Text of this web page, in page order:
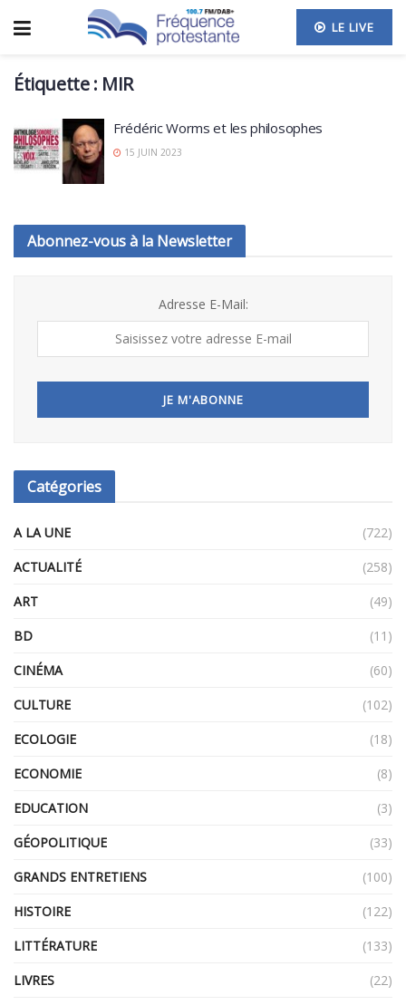
LE LIVE
Étiquette : MIR
Frédéric Worms et les philosophes
15 JUIN 2023
Abonnez-vous à la Newsletter
Adresse E-Mail:
Catégories
A LA UNE
(722)
ACTUALITÉ
(258)
ART
(49)
BD
(11)
CINÉMA
(60)
CULTURE
(102)
ECOLOGIE
(18)
ECONOMIE
(8)
EDUCATION
(3)
GÉOPOLITIQUE
(33)
GRANDS ENTRETIENS
(100)
HISTOIRE
(122)
LITTÉRATURE
(133)
LIVRES
(22)